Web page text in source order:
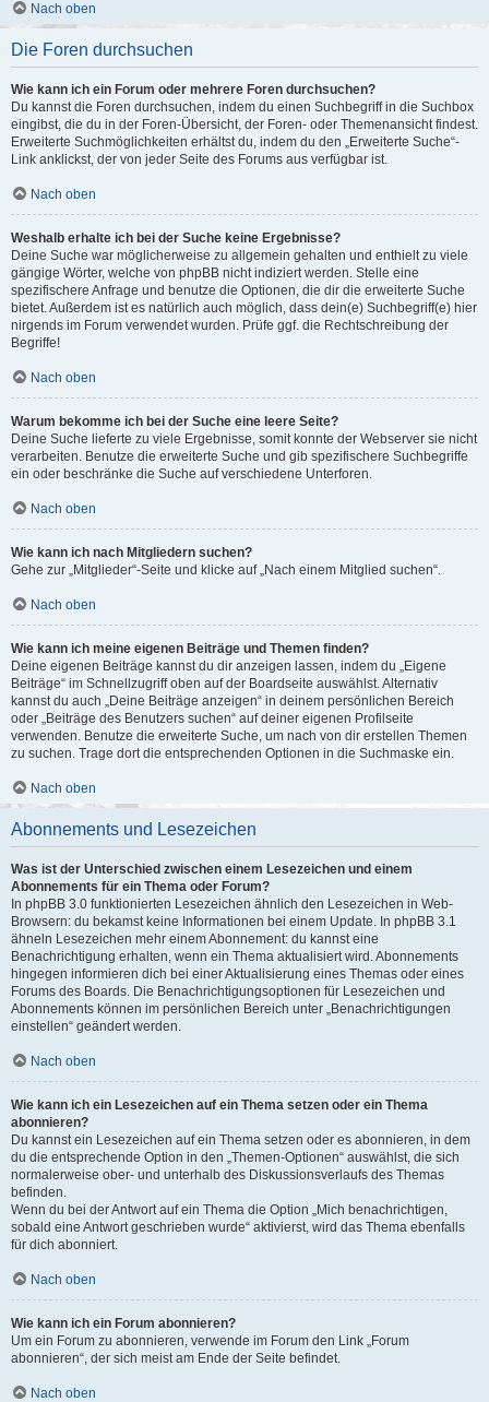
Nach oben
Die Foren durchsuchen
Wie kann ich ein Forum oder mehrere Foren durchsuchen?
Du kannst die Foren durchsuchen, indem du einen Suchbegriff in die Suchbox
eingibst, die du in der Foren-Übersicht, der Foren- oder Themenansicht findest.
Erweiterte Suchmöglichkeiten erhältst du, indem du den „Erweiterte Suche“-
Link anklickst, der von jeder Seite des Forums aus verfügbar ist.
Nach oben
Weshalb erhalte ich bei der Suche keine Ergebnisse?
Deine Suche war möglicherweise zu allgemein gehalten und enthielt zu viele
gängige Wörter, welche von phpBB nicht indiziert werden. Stelle eine
spezifischere Anfrage und benutze die Optionen, die dir die erweiterte Suche
bietet. Außerdem ist es natürlich auch möglich, dass dein(e) Suchbegriff(e) hier
nirgends im Forum verwendet wurden. Prüfe ggf. die Rechtschreibung der
Begriffe!
Nach oben
Warum bekomme ich bei der Suche eine leere Seite?
Deine Suche lieferte zu viele Ergebnisse, somit konnte der Webserver sie nicht
verarbeiten. Benutze die erweiterte Suche und gib spezifischere Suchbegriffe
ein oder beschränke die Suche auf verschiedene Unterforen.
Nach oben
Wie kann ich nach Mitgliedern suchen?
Gehe zur „Mitglieder“-Seite und klicke auf „Nach einem Mitglied suchen“.
Nach oben
Wie kann ich meine eigenen Beiträge und Themen finden?
Deine eigenen Beiträge kannst du dir anzeigen lassen, indem du „Eigene
Beiträge“ im Schnellzugriff oben auf der Boardseite auswählst. Alternativ
kannst du auch „Deine Beiträge anzeigen“ in deinem persönlichen Bereich
oder „Beiträge des Benutzers suchen“ auf deiner eigenen Profilseite
verwenden. Benutze die erweiterte Suche, um nach von dir erstellen Themen
zu suchen. Trage dort die entsprechenden Optionen in die Suchmaske ein.
Nach oben
Abonnements und Lesezeichen
Was ist der Unterschied zwischen einem Lesezeichen und einem
Abonnements für ein Thema oder Forum?
In phpBB 3.0 funktionierten Lesezeichen ähnlich den Lesezeichen in Web-
Browsern: du bekamst keine Informationen bei einem Update. In phpBB 3.1
ähneln Lesezeichen mehr einem Abonnement: du kannst eine
Benachrichtigung erhalten, wenn ein Thema aktualisiert wird. Abonnements
hingegen informieren dich bei einer Aktualisierung eines Themas oder eines
Forums des Boards. Die Benachrichtigungsoptionen für Lesezeichen und
Abonnements können im persönlichen Bereich unter „Benachrichtigungen
einstellen“ geändert werden.
Nach oben
Wie kann ich ein Lesezeichen auf ein Thema setzen oder ein Thema
abonnieren?
Du kannst ein Lesezeichen auf ein Thema setzen oder es abonnieren, in dem
du die entsprechende Option in den „Themen-Optionen“ auswählst, die sich
normalerweise ober- und unterhalb des Diskussionsverlaufs des Themas
befinden.
Wenn du bei der Antwort auf ein Thema die Option „Mich benachrichtigen,
sobald eine Antwort geschrieben wurde“ aktivierst, wird das Thema ebenfalls
für dich abonniert.
Nach oben
Wie kann ich ein Forum abonnieren?
Um ein Forum zu abonnieren, verwende im Forum den Link „Forum
abonnieren“, der sich meist am Ende der Seite befindet.
Nach oben